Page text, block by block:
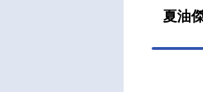
夏油